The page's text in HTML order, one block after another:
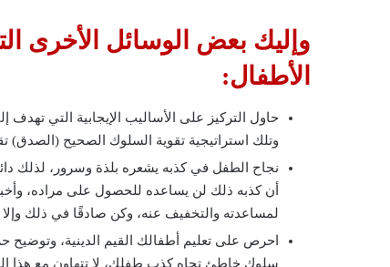
وإليك بعض الوسائل الأخرى
الأطفال:
حاول التركيز على الأساليب الإيجابية التي
وتلك استراتيجية تقوية السلوك الصحيح
نجاح الطفل في كذبه يشعره بلذة وسرور، لذلك
أن كذبه ذلك لن يساعده للحصول على مراده،
لمساعدته والتخفيف عنه، وكن صادقًا في ذلك
احرص على تعليم أطفالك القيم الدينية،
سلوك خاطئ تجاه كذب طفلك، لا تتهاون مع هذا